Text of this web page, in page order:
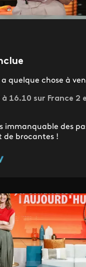
quelque chose à
16.10 sur France 2
immanquable des
de brocantes !